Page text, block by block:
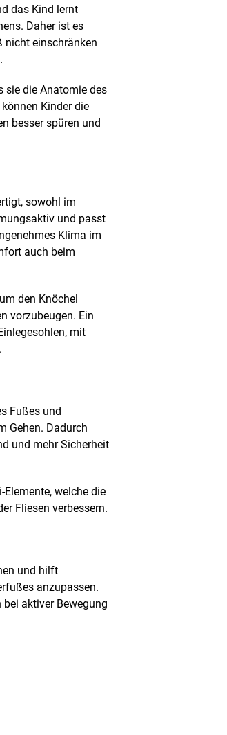
das Kind lernt
Daher ist es
nicht einschränken
sie die Anatomie des
Kinder die
besser spüren und
sowohl im
und passt
Klima im
auch beim
den Knöchel
vorzubeugen. Ein
mit
Fußes und
Gehen. Dadurch
und mehr Sicherheit
welche die
Fliesen verbessern.
und hilft
anzupassen.
aktiver Bewegung